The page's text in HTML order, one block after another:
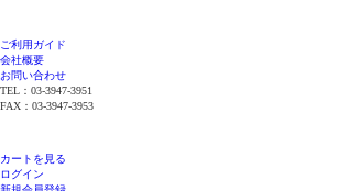
ご利用ガイド
会社概要
お問い合わせ
TEL：03-3947-3951
FAX：03-3947-3953
カートを見る
ログイン